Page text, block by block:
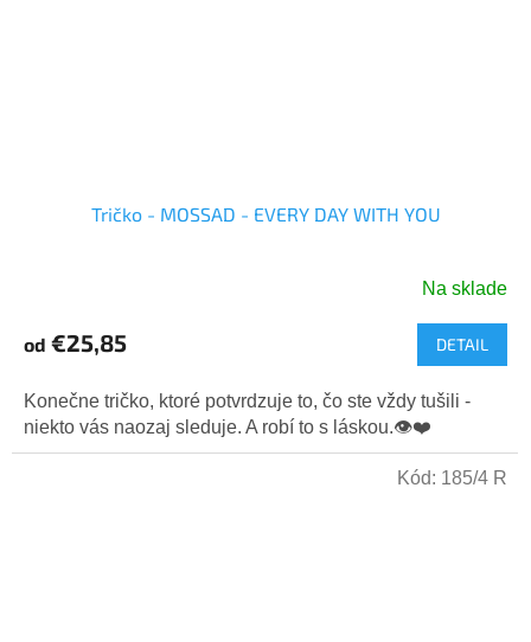
Tričko - MOSSAD - EVERY DAY WITH YOU
produktu
5,0
z
5
Na sklade
od €25,85 DETAIL
Konečne tričko, ktoré potvrdzuje to, čo ste vždy tušili -
niekto vás naozaj sleduje. A robí to s láskou.👁️❤️
Kód: 185/4 R